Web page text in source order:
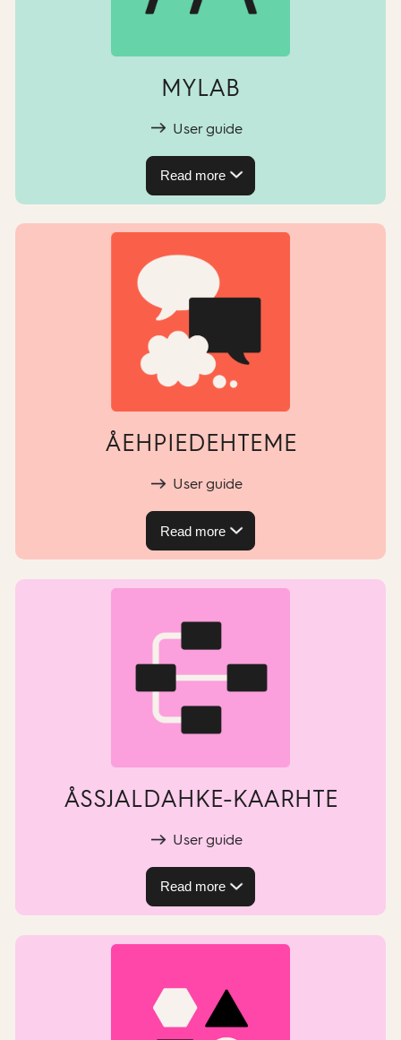
MYLAB
User guide
Read more
ÅEHPIEDEHTEME
User guide
Read more
ÅSSJALDAHKE-KAARHTE
User guide
Read more